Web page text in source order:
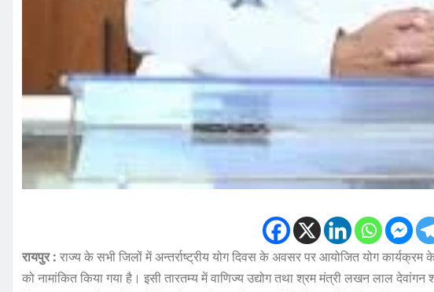
रायपुर : राज्य के सभी जिलों में अन्तर्राष्ट्रीय योग दिवस के अवसर पर आयोजित योग कार्यक्रम
को नामांकित किया गया है। इसी तारतम्य में वाणिज्य उद्योग तथा श्रम मंत्री लखन लाल